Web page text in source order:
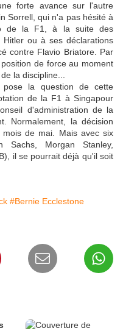
forte avance sur l'autre
Sorrell, qui n'a pas hésité à
de la F1, à la suite des
ou à ses déclarations
contre Flavio Briatore. Par
de force au moment
la discipline...
la question de cette
de la F1 à Singapour
d'administration de la
Normalement, la décision
de mai. Mais avec six
Sachs, Morgan Stanley,
il se pourrait déjà qu'il soit
#Bernie Ecclestone